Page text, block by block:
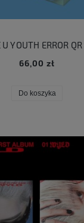
U YOUTH ERROR
66,00 zł
Do koszyka